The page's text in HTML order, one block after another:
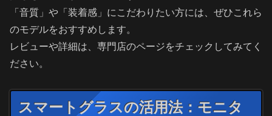
「音質」や「装着感」にこだわりたい方には、ぜひこれら
のモデルをおすすめします。
レビューや詳細は、専門店のページをチェックしてみてく
ださい。
スマートグラスの活用法：モニタ